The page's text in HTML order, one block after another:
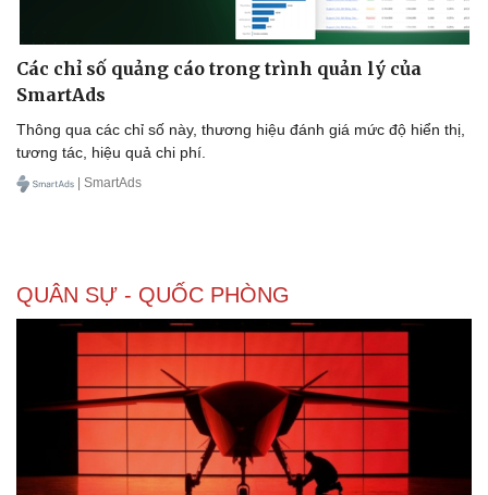
Doanh nghiệp
Thông tin doanh nghiệp
Doanh nghiệp 24h
Doanh nhân
Sành điệu
Các chỉ số quảng cáo trong trình quản lý của
SmartAds
Thông qua các chỉ số này, thương hiệu đánh giá mức độ hiển thị,
tương tác, hiệu quả chi phí.
| SmartAds
QUÂN SỰ - QUỐC PHÒNG